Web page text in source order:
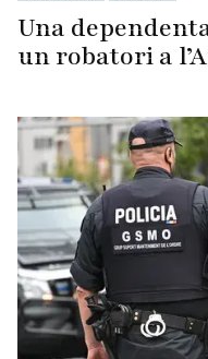
Una
un robatori a